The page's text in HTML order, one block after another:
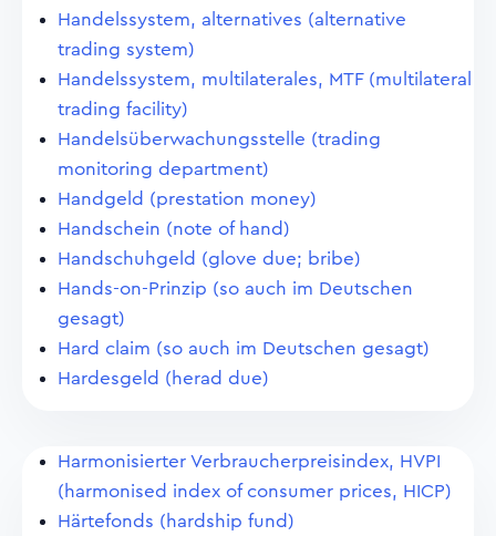
Handelssystem, alternatives (alternative
trading system)
Handelssystem, multilaterales, MTF (multilateral
trading facility)
Handelsüberwachungsstelle (trading
monitoring department)
Handgeld (prestation money)
Handschein (note of hand)
Handschuhgeld (glove due; bribe)
Hands-on-Prinzip (so auch im Deutschen
gesagt)
Hard claim (so auch im Deutschen gesagt)
Hardesgeld (herad due)
Harmonisierter Verbraucherpreisindex, HVPI
(harmonised index of consumer prices, HICP)
Härtefonds (hardship fund)